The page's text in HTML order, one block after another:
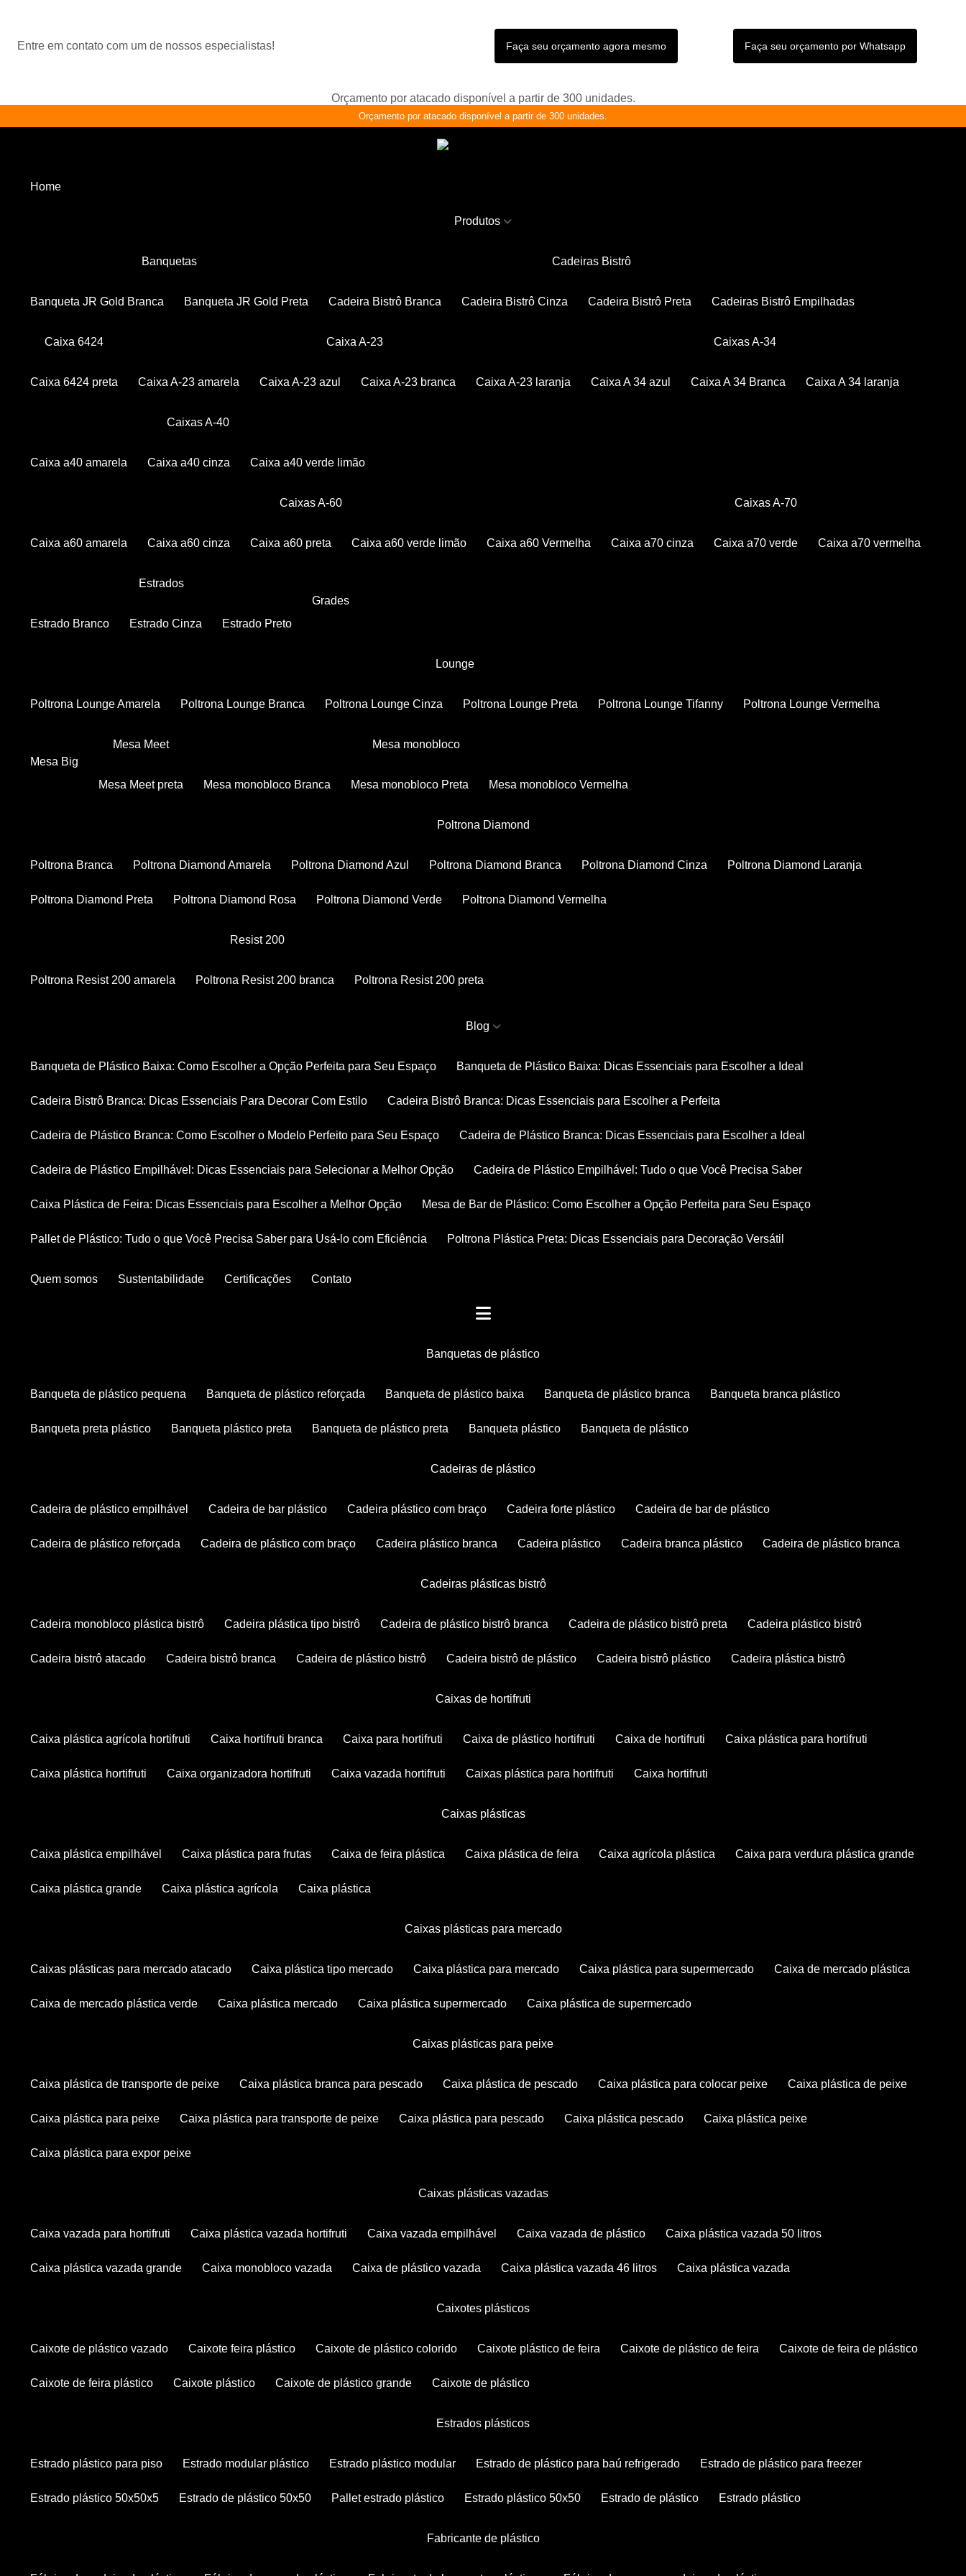
Entre em contato com um de nossos especialistas! Faça seu orçamento agora mesmo Faça seu orçamento por Whatsapp
Orçamento por atacado disponível a partir de 300 unidades.
Orçamento por atacado disponível a partir de 300 unidades.
Home
Produtos
Banquetas
Banqueta JR Gold Branca Banqueta JR Gold Preta
Cadeiras Bistrô
Cadeira Bistrô Branca Cadeira Bistrô Cinza Cadeira Bistrô Preta Cadeiras Bistrô Empilhadas
Caixa 6424
Caixa 6424 preta
Caixa A-23
Caixa A-23 amarela Caixa A-23 azul Caixa A-23 branca Caixa A-23 laranja
Caixas A-34
Caixa A 34 azul Caixa A 34 Branca Caixa A 34 laranja
Caixas A-40
Caixa a40 amarela Caixa a40 cinza Caixa a40 verde limão
Caixas A-60
Caixa a60 amarela Caixa a60 cinza Caixa a60 preta Caixa a60 verde limão Caixa a60 Vermelha
Caixas A-70
Caixa a70 cinza Caixa a70 verde Caixa a70 vermelha
Estrados
Estrado Branco Estrado Cinza Estrado Preto
Grades
Lounge
Poltrona Lounge Amarela Poltrona Lounge Branca Poltrona Lounge Cinza Poltrona Lounge Preta Poltrona Lounge Tifanny Poltrona Lounge Vermelha
Mesa Big
Mesa Meet
Mesa Meet preta
Mesa monobloco
Mesa monobloco Branca Mesa monobloco Preta Mesa monobloco Vermelha
Poltrona Diamond
Poltrona Branca Poltrona Diamond Amarela Poltrona Diamond Azul Poltrona Diamond Branca Poltrona Diamond Cinza Poltrona Diamond Laranja
Poltrona Diamond Preta Poltrona Diamond Rosa Poltrona Diamond Verde Poltrona Diamond Vermelha
Resist 200
Poltrona Resist 200 amarela Poltrona Resist 200 branca Poltrona Resist 200 preta
Blog
Banqueta de Plástico Baixa: Como Escolher a Opção Perfeita para Seu Espaço Banqueta de Plástico Baixa: Dicas Essenciais para Escolher a Ideal
Cadeira Bistrô Branca: Dicas Essenciais Para Decorar Com Estilo Cadeira Bistrô Branca: Dicas Essenciais para Escolher a Perfeita
Cadeira de Plástico Branca: Como Escolher o Modelo Perfeito para Seu Espaço Cadeira de Plástico Branca: Dicas Essenciais para Escolher a Ideal
Cadeira de Plástico Empilhável: Dicas Essenciais para Selecionar a Melhor Opção Cadeira de Plástico Empilhável: Tudo o que Você Precisa Saber
Caixa Plástica de Feira: Dicas Essenciais para Escolher a Melhor Opção Mesa de Bar de Plástico: Como Escolher a Opção Perfeita para Seu Espaço
Pallet de Plástico: Tudo o que Você Precisa Saber para Usá-lo com Eficiência Poltrona Plástica Preta: Dicas Essenciais para Decoração Versátil
Quem somos Sustentabilidade Certificações Contato
banquetas de plástico
banqueta de plástico pequena banqueta de plástico reforçada banqueta de plástico baixa banqueta de plástico branca banqueta branca plástico
banqueta preta plástico banqueta plástico preta banqueta de plástico preta banqueta plástico banqueta de plástico
cadeiras de plástico
cadeira de plástico empilhável cadeira de bar plástico cadeira plástico com braço cadeira forte plástico cadeira de bar de plástico
cadeira de plástico reforçada cadeira de plástico com braço cadeira plástico branca cadeira plástico cadeira branca plástico cadeira de plástico branca
cadeiras plásticas bistrô
cadeira monobloco plástica bistrô cadeira plástica tipo bistrô cadeira de plástico bistrô branca cadeira de plástico bistrô preta cadeira plástico bistrô
cadeira bistrô atacado cadeira bistrô branca cadeira de plástico bistrô cadeira bistrô de plástico cadeira bistrô plástico cadeira plástica bistrô
caixas de hortifruti
caixa plástica agrícola hortifruti caixa hortifruti branca caixa para hortifruti caixa de plástico hortifruti caixa de hortifruti caixa plástica para hortifruti
caixa plástica hortifruti caixa organizadora hortifruti caixa vazada hortifruti caixas plástica para hortifruti caixa hortifruti
caixas plásticas
caixa plástica empilhável caixa plástica para frutas caixa de feira plástica caixa plástica de feira caixa agrícola plástica caixa para verdura plástica grande
caixa plástica grande caixa plástica agrícola caixa plástica
caixas plásticas para mercado
caixas plásticas para mercado atacado caixa plástica tipo mercado caixa plástica para mercado caixa plástica para supermercado caixa de mercado plástica
caixa de mercado plástica verde caixa plástica mercado caixa plástica supermercado caixa plástica de supermercado
caixas plásticas para peixe
caixa plástica de transporte de peixe caixa plástica branca para pescado caixa plástica de pescado caixa plástica para colocar peixe caixa plástica de peixe
caixa plástica para peixe caixa plástica para transporte de peixe caixa plástica para pescado caixa plástica pescado caixa plástica peixe
caixa plástica para expor peixe
caixas plásticas vazadas
caixa vazada para hortifruti caixa plástica vazada hortifruti caixa vazada empilhável caixa vazada de plástico caixa plástica vazada 50 litros
caixa plástica vazada grande caixa monobloco vazada caixa de plástico vazada caixa plástica vazada 46 litros caixa plástica vazada
caixotes plásticos
caixote de plástico vazado caixote feira plástico caixote de plástico colorido caixote plástico de feira caixote de plástico de feira caixote de feira de plástico
caixote de feira plástico caixote plástico caixote de plástico grande caixote de plástico
estrados plásticos
estrado plástico para piso estrado modular plástico estrado plástico modular estrado de plástico para baú refrigerado estrado de plástico para freezer
estrado plástico 50x50x5 estrado de plástico 50x50 pallet estrado plástico estrado plástico 50x50 estrado de plástico estrado plástico
fabricante de plástico